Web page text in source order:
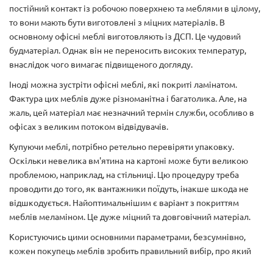
постійний контакт із робочою поверхнею та меблями в цілому,
то вони мають бути виготовлені з міцних матеріалів. В
основному офісні меблі виготовляють із ДСП. Це чудовий
будматеріал. Однак він не переносить високих температур,
внаслідок чого вимагає підвищеного догляду.
Іноді можна зустріти офісні меблі, які покриті ламінатом.
Фактура цих меблів дуже різноманітна і багатолика. Але, на
жаль, цей матеріал має незначний термін служби, особливо в
офісах з великим потоком відвідувачів.
Купуючи меблі, потрібно ретельно перевіряти упаковку.
Оскільки невелика вм'ятина на картоні може бути великою
проблемою, наприклад, на стільниці. Цю процедуру треба
проводити до того, як вантажники поїдуть, інакше шкода не
відшкодується. Найоптимальнішим є варіант з покриттям
меблів меламіном. Це дуже міцний та довговічний матеріал.
Користуючись цими основними параметрами, безсумнівно,
кожен покупець меблів зробить правильний вибір, про який